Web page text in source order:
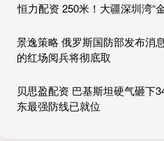
恒力配资 250米！大疆深圳湾“
景逸策略 俄罗斯国防部发布消
的红场阅兵将彻底取
贝思盈配资 巴基斯坦硬气砸下
东最强防线已就位